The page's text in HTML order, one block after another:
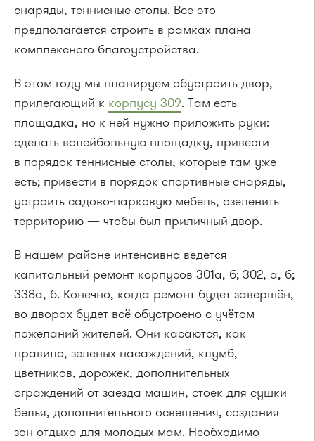
снаряды, теннисные столы. Все это
предполагается строить в рамках плана
комплексного благоустройства.
В этом году мы планируем обустроить двор,
прилегающий к корпусу 309. Там есть
площадка, но к ней нужно приложить руки:
сделать волейбольную площадку, привести
в порядок теннисные столы, которые там уже
есть; привести в порядок спортивные снаряды,
устроить садово-парковую мебель, озеленить
территорию — чтобы был приличный двор.
В нашем районе интенсивно ведется
капитальный ремонт корпусов 301а, б; 302, а, б;
338а, б. Конечно, когда ремонт будет завершён,
во дворах будет всё обустроено с учётом
пожеланий жителей. Они касаются, как
правило, зеленых насаждений, клумб,
цветников, дорожек, дополнительных
ограждений от заезда машин, стоек для сушки
белья, дополнительного освещения, создания
зон отдыха для молодых мам. Необходимо